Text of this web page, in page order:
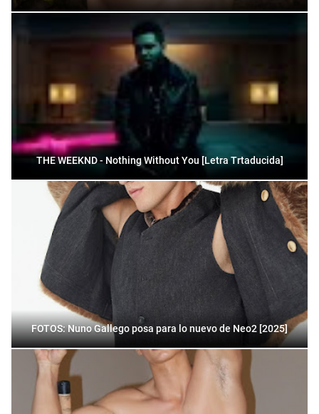
THE WEEKND - Nothing Without You [Letra Trtaducida]
FOTOS: Nuno Gallego posa para lo nuevo de Neo2 [2025]